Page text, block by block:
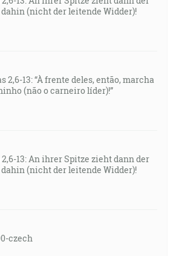
(nicht der leitende Widder)!
2,6-13: “À frente deles, então, marcha
(não o carneiro líder)!”
13: An ihrer Spitze zieht dann der
(nicht der leitende Widder)!
czech